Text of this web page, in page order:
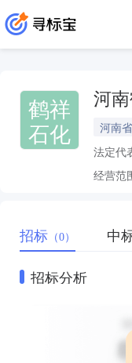
鹤祥
石化
河
河南
法定代
经营范
招标 （0） 中
招标分析